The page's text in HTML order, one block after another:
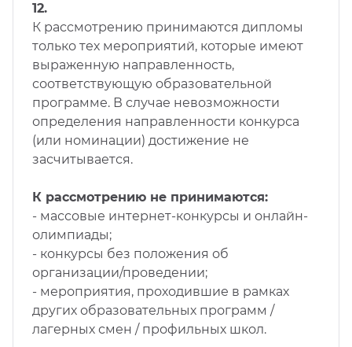
12.
К рассмотрению принимаются дипломы
только тех мероприятий, которые имеют
выраженную направленность,
соответствующую образовательной
программе. В случае невозможности
определения направленности конкурса
(или номинации) достижение не
засчитывается.
К рассмотрению не принимаются:
- массовые интернет-конкурсы и онлайн-
олимпиады;
- конкурсы без положения об
организации/проведении;
- мероприятия, проходившие в рамках
других образовательных программ /
лагерных смен / профильных школ.